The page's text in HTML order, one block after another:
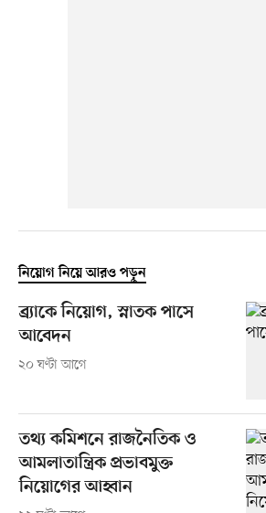
নিয়োগ নিয়ে আরও পড়ুন
ব্র্যাকে নিয়োগ, স্নাতক পাসে
আবেদন
২০ ঘণ্টা আগে
তথ্য কমিশনে রাজনৈতিক ও
আমলাতান্ত্রিক প্রভাবমুক্ত
নিয়োগের আহ্বান